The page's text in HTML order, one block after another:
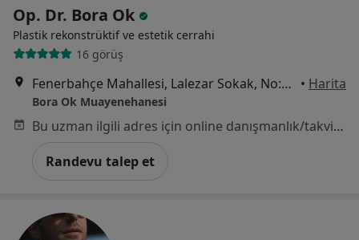
Op. Dr. Bora Ok
Plastik rekonstrüktif ve estetik cerrahi
16 görüş
Fenerbahçe Mahallesi, Lalezar Sokak, No:7/9, İstanbul • Harita
Bora Ok Muayenehanesi
Bu uzman ilgili adres için online danışmanlık/takvim sunmuyor.
Randevu talep et